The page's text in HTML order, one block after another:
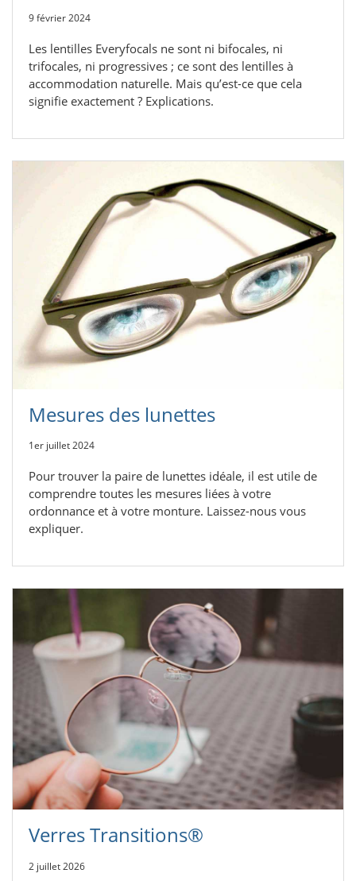
9 février 2024
Les lentilles Everyfocals ne sont ni bifocales, ni
trifocales, ni progressives ; ce sont des lentilles à
accommodation naturelle. Mais qu’est-ce que cela
signifie exactement ? Explications.
Mesures des lunettes
1er juillet 2024
Pour trouver la paire de lunettes idéale, il est utile de
comprendre toutes les mesures liées à votre
ordonnance et à votre monture. Laissez-nous vous
expliquer.
Verres Transitions®
2 juillet 2026